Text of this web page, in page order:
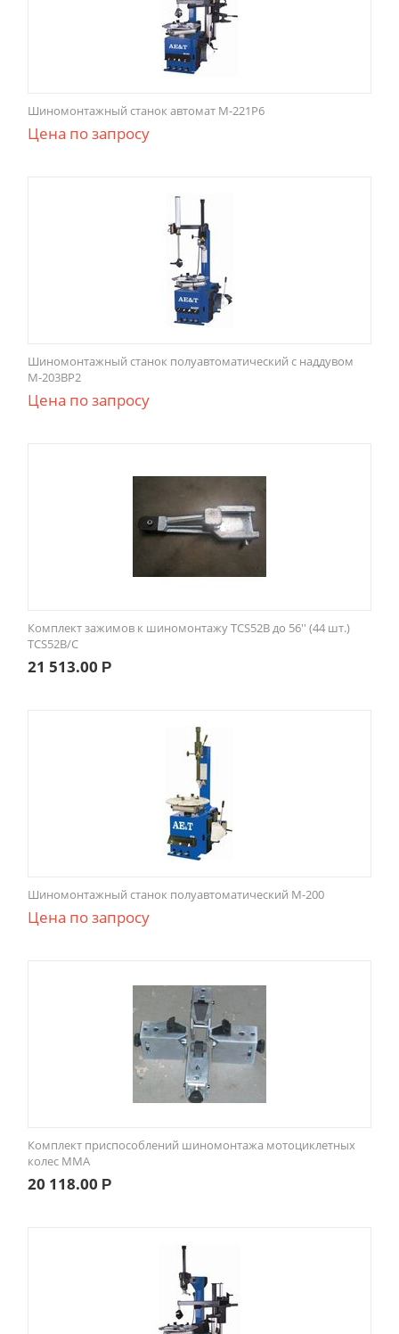
Шиномонтажный станок автомат M-221P6
Цена по запросу
Шиномонтажный станок полуавтоматический с наддувом
М-203ВР2
Цена по запросу
Комплект зажимов к шиномонтажу TCS52B до 56'' (44 шт.)
TCS52B/C
21 513.00 Р
Шиномонтажный станок полуавтоматический М-200
Цена по запросу
Комплект приспособлений шиномонтажа мотоциклетных
колес MMA
20 118.00 Р